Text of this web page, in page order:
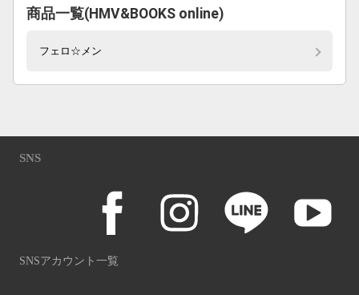
商品一覧(HMV&BOOKS online)
フェロ☆メン
SNS
SNSアカウント一覧